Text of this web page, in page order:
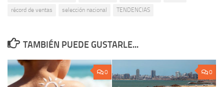
récord de ventas
selección nacional TENDENCIAS
TAMBIÉN PUEDE GUSTARLE...
0 0